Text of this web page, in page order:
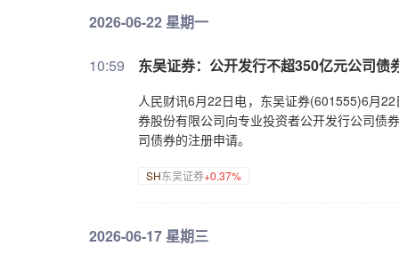
2026-06-22 星期一
10:59 东吴证券：公开发行不超350亿元公司债
人民财讯6月22日电，东吴证券(601555)6月
券股份有限公司向专业投资者公开发行公司债
司债券的注册申请。
SH东吴证券+0.37%
2026-06-17 星期三